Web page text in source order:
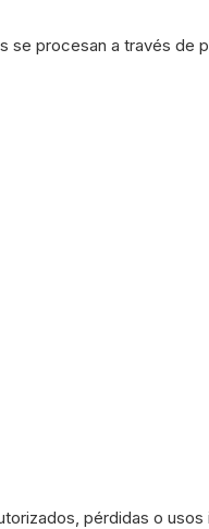
se procesan a través de
pérdidas o